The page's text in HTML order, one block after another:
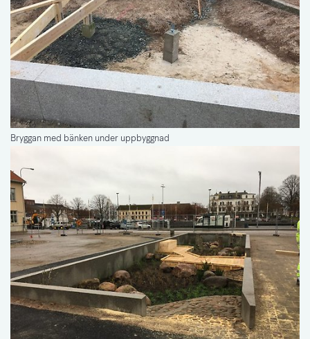
Bryggan med bänken under uppbyggnad